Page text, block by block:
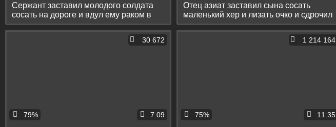
Сержант заставил молодого солдата
сосать на дороге и вдул ему раком в
машине
Отец азиат заставил сына сосать
маленький хер и лизать очко и сдрочил
ему в рот
79%
30 672
7:09 75%
1 214 164
11:35